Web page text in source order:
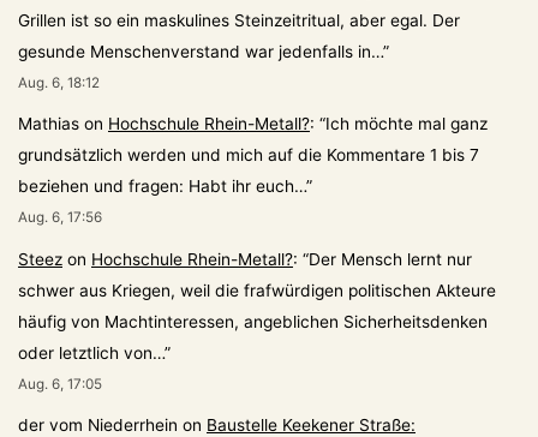
Grillen ist so ein maskulines Steinzeitritual, aber egal. Der
gesunde Menschenverstand war jedenfalls in…”
Aug. 6, 18:12
Mathias on Hochschule Rhein-Metall?: “Ich möchte mal ganz
grundsätzlich werden und mich auf die Kommentare 1 bis 7
beziehen und fragen: Habt ihr euch…”
Aug. 6, 17:56
Steez on Hochschule Rhein-Metall?: “Der Mensch lernt nur
schwer aus Kriegen, weil die frafwürdigen politischen Akteure
häufig von Machtinteressen, angeblichen Sicherheitsdenken
oder letztlich von…”
Aug. 6, 17:05
der vom Niederrhein on Baustelle Keekener Straße: